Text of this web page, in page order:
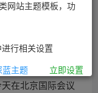
在北京国际会议
网站主题模板，功
进行相关设置
蓝主题 立即设置